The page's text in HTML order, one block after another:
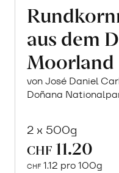
aus dem
Moorland
von José Daniel
Doñana
2 x 500g
CHF 11.20
CHF 1.12 pro 100g